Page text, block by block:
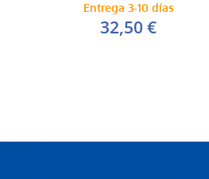
Entrega 3-10 días
32,50 €